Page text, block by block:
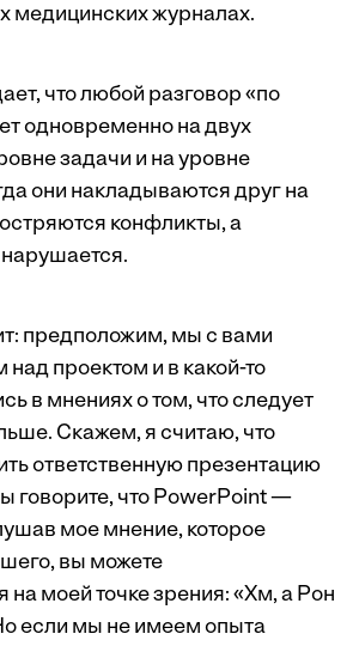
медицинских журналах.
что любой разговор «по
одновременно на двух
задачи и на уровне
они накладываются друг на
конфликты, а
предположим, мы с вами
проектом и в какой-то
в мнениях о том, что следует
Скажем, я считаю, что
ответственную презентацию
говорите, что PowerPoint —
мое мнение, которое
вы можете
на моей точке зрения: «Хм, а Рон
если мы не имеем опыта